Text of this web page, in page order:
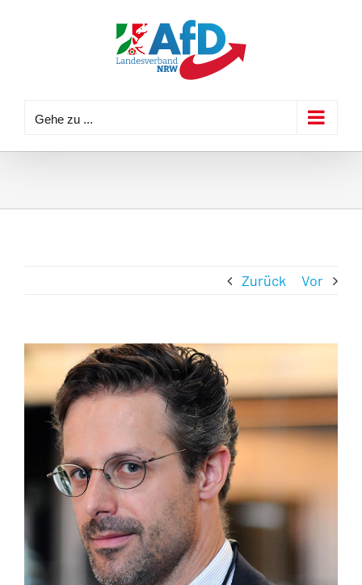
Gehe zu ...
Zurück Vor